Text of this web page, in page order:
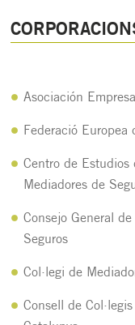
Asociación
Federació Europea
Centro de Estudios
Mediadores de
Consejo General
Seguros
Col·legi de
Consell de